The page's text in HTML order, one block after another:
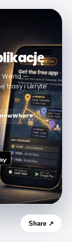
World —
trasy i ukryte
Share ↗